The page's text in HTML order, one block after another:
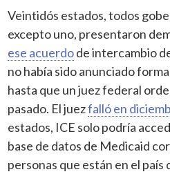
Veintidós estados, todos
excepto uno, presentaron
ese acuerdode intercambio
no había sido anunciado
hasta que un juez federal
pasado. El juezfalló en
estados, ICE solo podría
base de datos de Medicaid
personas que están en el